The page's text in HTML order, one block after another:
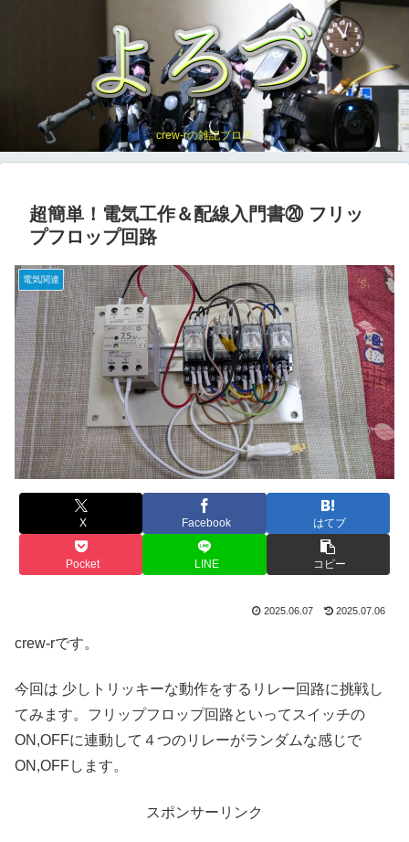
crew-rの雑記ブログ
超簡単！電気工作＆配線入門書⑳ フリッ
プフロップ回路
電気関連
X Facebook はてブ
Pocket LINE コピー
2025.06.07 2025.07.06
crew-rです。
今回は 少しトリッキーな動作をするリレー回路に挑戦し
てみます。フリップフロップ回路といってスイッチの
ON,OFFに連動して４つのリレーがランダムな感じで
ON,OFFします。
スポンサーリンク